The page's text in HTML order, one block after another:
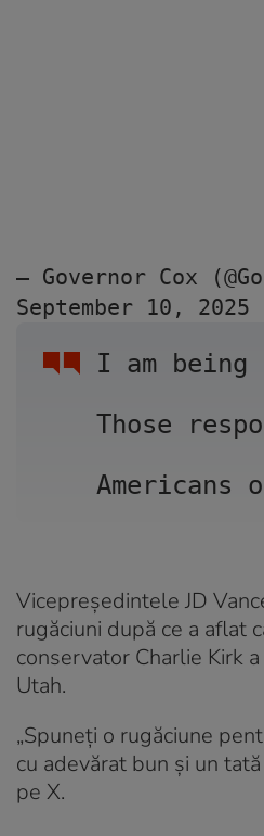
I am
Those
Americans
— Governor Cox
September 10, 2025
Vicepreședintele JD
rugăciuni după ce a aflat
conservator Charlie Kirk
Utah.
„Spuneți o rugăciune
cu adevărat bun și un
pe X.